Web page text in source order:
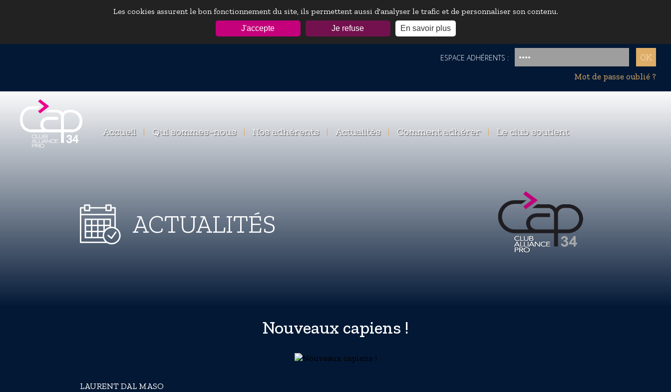
Les cookies assurent le bon fonctionnement du site, ils permettent aussi d'analyser le trafic et de personnaliser son contenu.
J'accepte Je refuse En savoir plus
ESPACE ADHÉRENTS :
Mot de passe oublié ?
Accueil | Qui sommes-nous | Nos adhérents | Actualités | Comment adhérer | Le club soutient
ACTUALITÉS
Nouveaux capiens !
LAURENT DAL MASO